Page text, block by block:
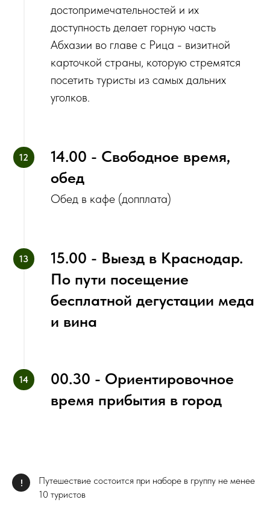
достопримечательностей и их
доступность делает горную часть
Абхазии во главе с Рица - визитной
карточкой страны, которую стремятся
посетить туристы из самых дальних
уголков.
14.00 - Свободное время,
обед
Обед в кафе (допплата)
15.00 - Выезд в Краснодар.
По пути посещение
бесплатной дегустации меда
и вина
00.30 - Ориентировочное
время прибытия в город
!
Путешествие состоится при наборе в группу не менее
10 туристов